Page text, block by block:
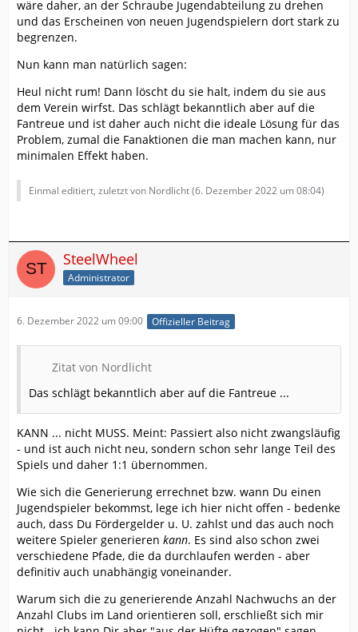
wäre daher, an der Schraube Jugendabteilung zu drehen
und das Erscheinen von neuen Jugendspielern dort stark zu
begrenzen.
Nun kann man natürlich sagen:
Heul nicht rum! Dann löscht du sie halt, indem du sie aus
dem Verein wirfst. Das schlägt bekanntlich aber auf die
Fantreue und ist daher auch nicht die ideale Lösung für das
Problem, zumal die Fanaktionen die man machen kann, nur
minimalen Effekt haben.
Einmal editiert, zuletzt von Nordlicht (6. Dezember 2022 um 08:04)
SteelWheel
Administrator
6. Dezember 2022 um 09:00 Offizieller Beitrag
Zitat von Nordlicht
Das schlägt bekanntlich aber auf die Fantreue ...
KANN ... nicht MUSS. Meint: Passiert also nicht zwangsläufig
- und ist auch nicht neu, sondern schon sehr lange Teil des
Spiels und daher 1:1 übernommen.
Wie sich die Generierung errechnet bzw. wann Du einen
Jugendspieler bekommst, lege ich hier nicht offen - bedenke
auch, dass Du Fördergelder u. U. zahlst und das auch noch
weitere Spieler generieren kann. Es sind also schon zwei
verschiedene Pfade, die da durchlaufen werden - aber
definitiv auch unabhängig voneinander.
Warum sich die zu generierende Anzahl Nachwuchs an der
Anzahl Clubs im Land orientieren soll, erschließt sich mir